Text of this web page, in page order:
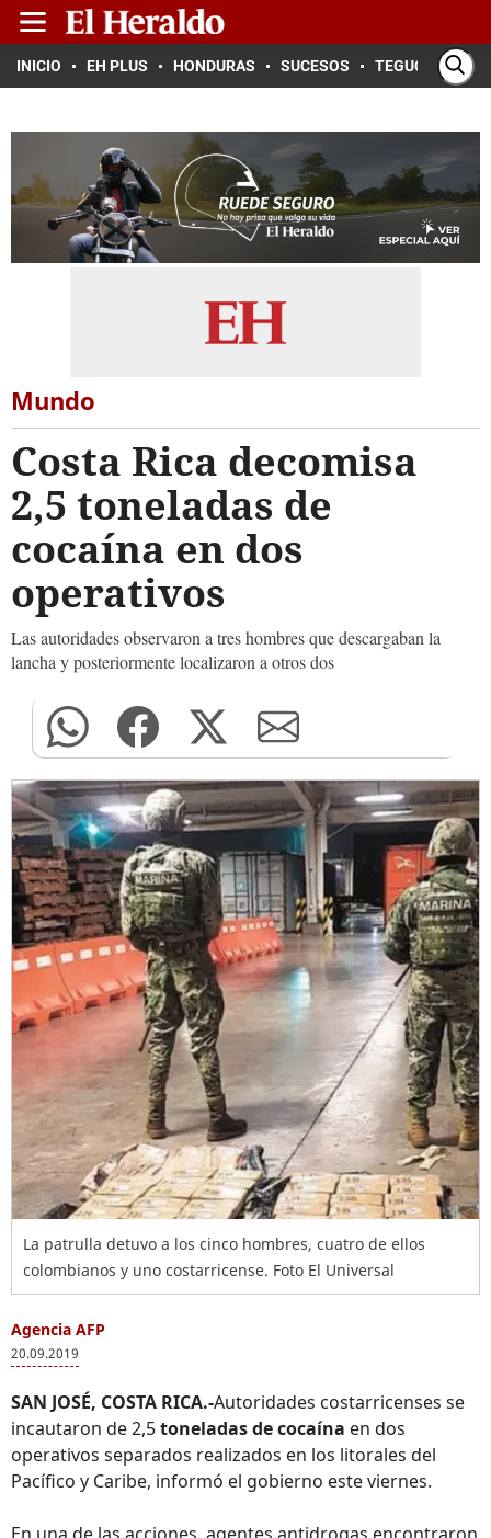
INICIO EH PLUS HONDURAS SUCESOS TEGUCIGALPA
Mundo
Costa Rica decomisa
2,5 toneladas de
cocaína en dos
operativos
Las autoridades observaron a tres hombres que descargaban la
lancha y posteriormente localizaron a otros dos
La patrulla detuvo a los cinco hombres, cuatro de ellos
colombianos y uno costarricense. Foto El Universal
Agencia AFP
20.09.2019
SAN JOSÉ, COSTA RICA.-Autoridades costarricenses se
incautaron de 2,5toneladas de cocaína en dos
operativos separados realizados en los litorales del
Pacífico y Caribe, informó el gobierno este viernes.